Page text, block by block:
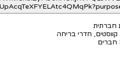
חברתית
קווסטים, חדרי בריחה
חברים